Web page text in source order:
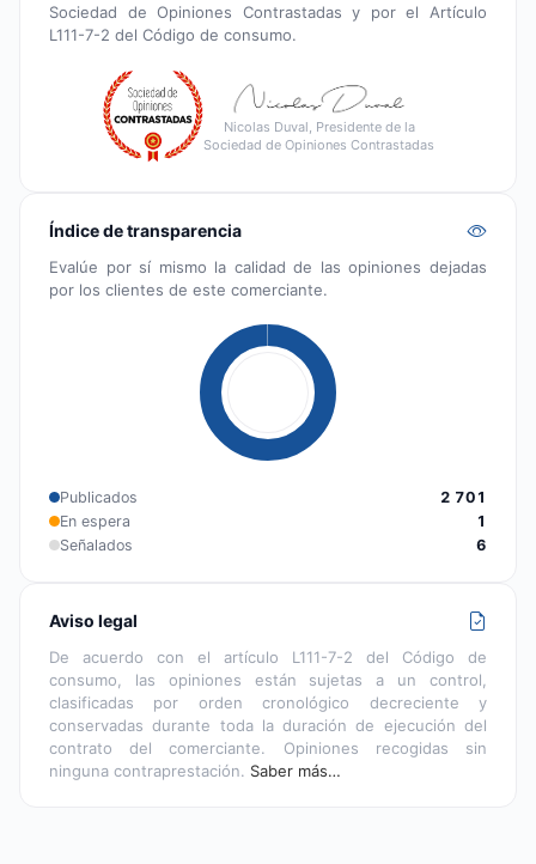
Sociedad de Opiniones Contrastadas y por el Artículo
L111-7-2 del Código de consumo.
Nicolas Duval, Presidente de la
Sociedad de Opiniones Contrastadas
Índice de transparencia
Evalúe por sí mismo la calidad de las opiniones dejadas
por los clientes de este comerciante.
Publicados
2 701
En espera
1
Señalados
6
Aviso legal
De acuerdo con el artículo L111-7-2 del Código de
consumo, las opiniones están sujetas a un control,
clasificadas por orden cronológico decreciente y
conservadas durante toda la duración de ejecución del
contrato del comerciante. Opiniones recogidas sin
ninguna contraprestación. Saber más…